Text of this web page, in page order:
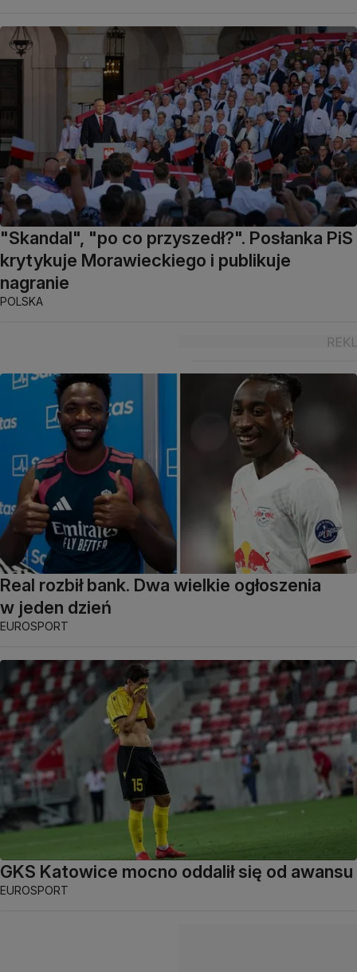
"Skandal", "po co przyszedł?". Posłanka PiS
krytykuje Morawieckiego i publikuje
nagranie
POLSKA
Real rozbił bank. Dwa wielkie ogłoszenia
w jeden dzień
EUROSPORT
GKS Katowice mocno oddalił się od awansu
EUROSPORT